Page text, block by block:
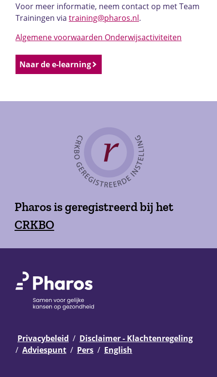
Voor meer informatie, neem contact op met Team
Trainingen via training@pharos.nl.
Algemene voorwaarden Onderwijsactiviteiten
Naar de e-learning
Pharos is geregistreerd bij het
CRKBO
Privacybeleid
Disclaimer - Klachtenregeling
Adviespunt
Pers English